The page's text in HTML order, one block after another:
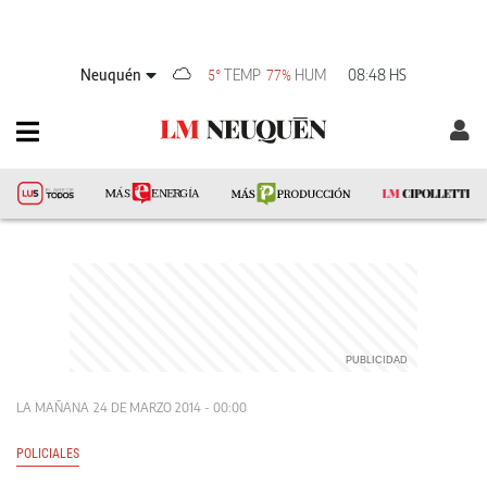
Neuquén 5° TEMP 77% HUM 08:48 HS
LA MAÑANA 24 DE MARZO 2014 - 00:00
POLICIALES